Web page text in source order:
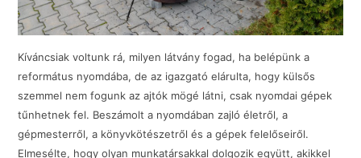
Kíváncsiak voltunk rá, milyen látvány fogad, ha belépünk a
református nyomdába, de az igazgató elárulta, hogy külsős
szemmel nem fogunk az ajtók mögé látni, csak nyomdai gépek
tűnhetnek fel. Beszámolt a nyomdában zajló életről, a
gépmesterről, a könyvkötészetről és a gépek felelőseiről.
Elmesélte, hogy olyan munkatársakkal dolgozik együtt, akikkel